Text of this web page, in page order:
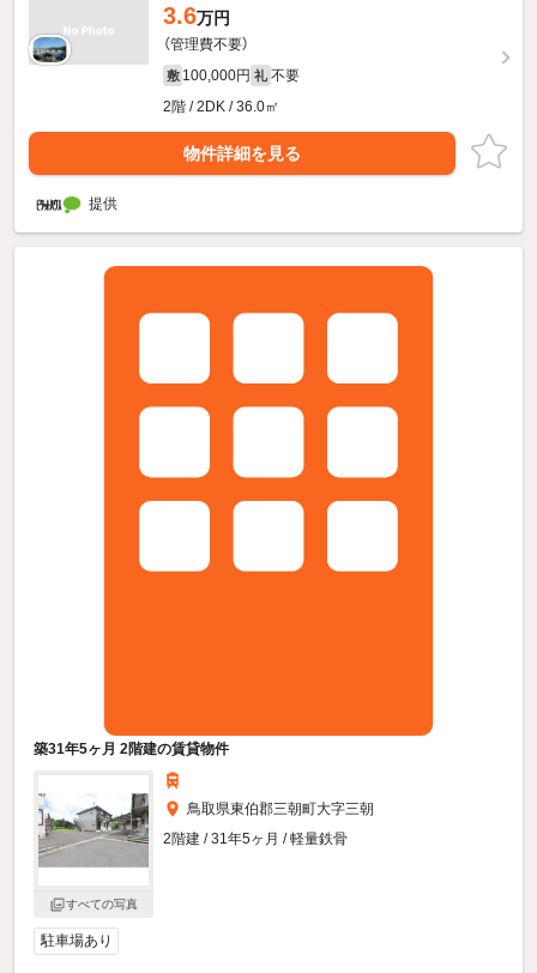
3.6万円
（管理費不要）
敷 100,000円 礼 不要
2階 / 2DK / 36.0㎡
物件詳細を見る
提供
築31年5ヶ月 2階建の賃貸物件
すべての写真
鳥取県東伯郡三朝町大字三朝
2階建 / 31年5ヶ月 / 軽量鉄骨
駐車場あり